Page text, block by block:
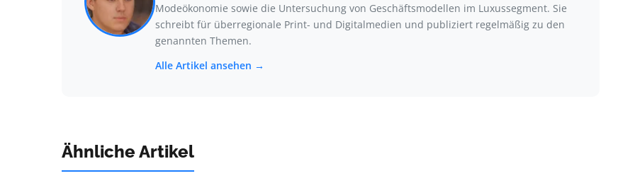
Modeökonomie sowie die Untersuchung von Geschäftsmodellen im Luxussegment. Sie
schreibt für überregionale Print- und Digitalmedien und publiziert regelmäßig zu den
genannten Themen.
Alle Artikel ansehen →
Ähnliche Artikel